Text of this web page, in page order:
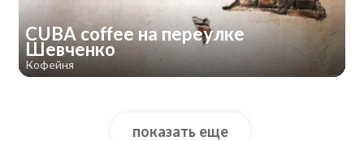
CUBA coffee на переулке
Шевченко
Кофейня
показать еще